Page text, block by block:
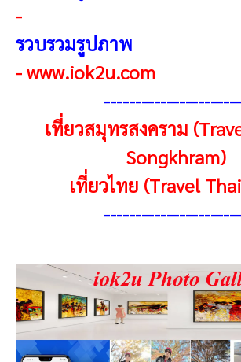
-
รวบรวมรูปภาพ
-www.iok2u.com
----------------------
เที่ยวสมุทรสงคราม
Songkhram)
เที่ยวไทย (Travel
----------------------